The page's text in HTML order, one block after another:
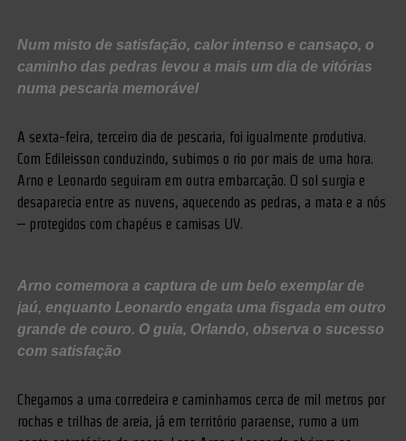
Num misto de satisfação, calor intenso e cansaço, o
caminho das pedras levou a mais um dia de vitórias
numa pescaria memorável
A sexta-feira, terceiro dia de pescaria, foi igualmente produtiva.
Com Edileisson conduzindo, subimos o rio por mais de uma hora.
Arno e Leonardo seguiram em outra embarcação. O sol surgia e
desaparecia entre as nuvens, aquecendo as pedras, a mata e a nós
– protegidos com chapéus e camisas UV.
Arno comemora a captura de um belo exemplar de
jaú, enquanto Leonardo engata uma fisgada em outro
grande de couro. O guia, Orlando, observa o sucesso
com satisfação
Chegamos a uma corredeira e caminhamos cerca de mil metros por
rochas e trilhas de areia, já em território paraense, rumo a um